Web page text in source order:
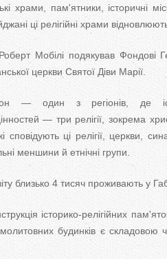
храми, пам'ятники, історичні
ці релігійні храми
Мобілі подякував Фондові
церкви Святої Діви Марії.
— один з регіонів, де
— три релігії, зокрема
сповідують ці релігії, церкви,
меншини й етнічні групи.
близько 4 тисяч проживають у
історико-релігійних
будинків є складовою